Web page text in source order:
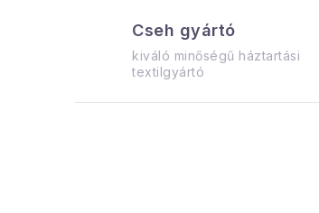
e
Cseh gyártó
kiváló minőségű háztartási
textilgyártó